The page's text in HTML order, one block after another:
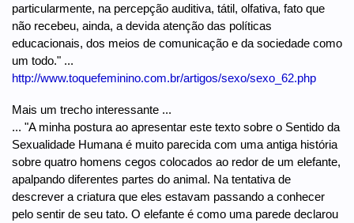
particularmente, na percepção auditiva, tátil, olfativa, fato que
não recebeu, ainda, a devida atenção das políticas
educacionais, dos meios de comunicação e da sociedade como
um todo." ...
http://www.toquefeminino.com.br/artigos/sexo/sexo_62.php
Mais um trecho interessante ...
... "A minha postura ao apresentar este texto sobre o Sentido da
Sexualidade Humana é muito parecida com uma antiga história
sobre quatro homens cegos colocados ao redor de um elefante,
apalpando diferentes partes do animal. Na tentativa de
descrever a criatura que eles estavam passando a conhecer
pelo sentir de seu tato. O elefante é como uma parede declarou